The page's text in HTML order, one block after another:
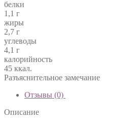
белки
1,1 г
жиры
2,7 г
углеводы
4,1 г
калорийность
45 ккал.
Разъяснительное замечание
Отзывы (0)
Описание